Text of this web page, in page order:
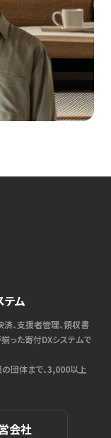
テム
済、支援者管理、領収書
った寄付DXシステムで
団体まで、3,000以上
会社